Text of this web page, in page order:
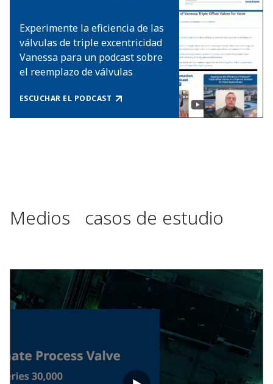
Experimente la eficiencia de las
válvulas de triple excentricidad
Vanessa para un podcast sobre
el reemplazo de válvulas
ESCUCHAR EL PODCAST
Medios casos de estudio